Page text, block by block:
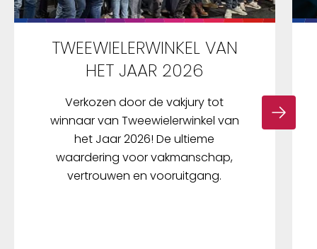
TWEEWIELERWINKEL VAN
HET JAAR 2026
Verkozen door de vakjury tot
winnaar van Tweewielerwinkel van
het Jaar 2026! De ultieme
waardering voor vakmanschap,
vertrouwen en vooruitgang.